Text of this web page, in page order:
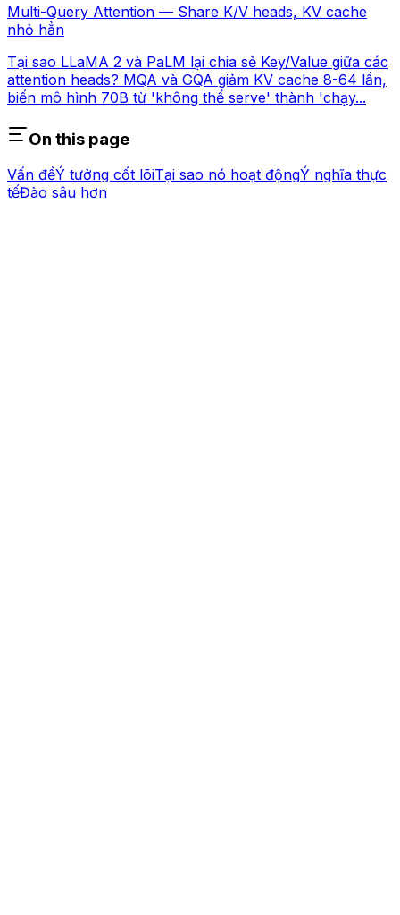
Multi-Query Attention — Share K/V heads, KV cache
nhỏ hẳn
Tại sao LLaMA 2 và PaLM lại chia sẻ Key/Value giữa các
attention heads? MQA và GQA giảm KV cache 8-64 lần,
biến mô hình 70B từ 'không thể serve' thành 'chạy...
On this page
Vấn đềÝ tưởng cốt lõiTại sao nó hoạt độngÝ nghĩa thực
tếĐào sâu hơn